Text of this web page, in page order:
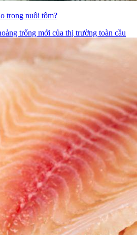
trong nuôi tôm?
trống mới của thị trường toàn cầu